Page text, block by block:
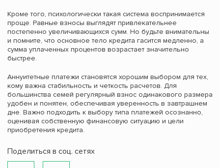
Кроме того, психологически такая система воспринимается
проще. Равные взносы выглядят привлекательнее
постепенно увеличивающихся сумм. Но будьте внимательны
и помните, что основное тело кредита гасится медленно, а
сумма уплаченных процентов возрастает значительно
быстрее.
Аннуитетные платежи становятся хорошим выбором для тех,
кому важна стабильность и четкость расчетов. Для
большинства семей регулярный взнос одинакового размера
удобен и понятен, обеспечивая уверенность в завтрашнем
дне. Важно подходить к выбору типа платежей осознанно,
оценивая собственную финансовую ситуацию и цели
приобретения кредита.
Поделиться в соц. сетях